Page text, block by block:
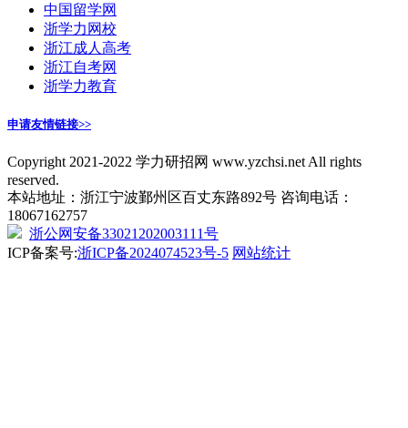
中国留学网
浙学力网校
浙江成人高考
浙江自考网
浙学力教育
申请友情链接>>
Copyright 2021-2022 学力研招网 www.yzchsi.net All rights
reserved.
本站地址：浙江宁波鄞州区百丈东路892号 咨询电话：
18067162757
浙公网安备33021202003111号
ICP备案号:浙ICP备2024074523号-5 网站统计